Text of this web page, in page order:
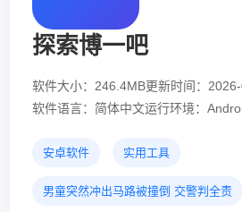
探索博一吧
软件大小：246.4MB更新时间：
软件语言：简体中文运行环境：
安卓软件 实用工具
男童突然冲出马路被撞倒 交警判全责